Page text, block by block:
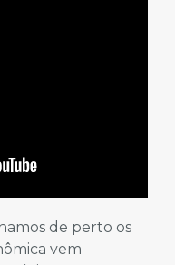
de perto os
vem